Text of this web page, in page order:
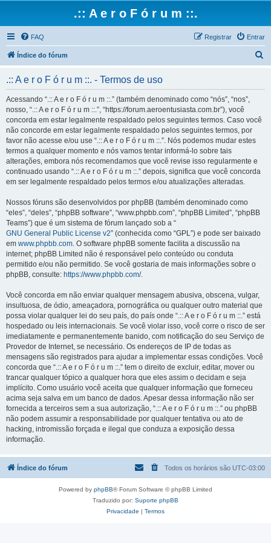
.:: A e r o F ó r u m ::.
FAQ Entrar
Registrar
Índice do fórum
.:: A e r o F ó r u m ::. - Termos de uso
Acessando “.:: A e r o F ó r u m ::.” (também denominado como “nós”, “nos”,
nosso, “.:: A e r o F ó r u m ::.”, “https://forum.aeroentusiasta.com.br”), você
concorda em estar legalmente respaldado pelos seguintes termos. Caso você
não concorde em estar legalmente respaldado pelos seguintes termos, por
favor não acesse e/ou use “.:: A e r o F ó r u m ::.”. Nós podemos mudar estes
termos a qualquer momento e nós vamos tentar informá-lo sobre tais
alterações, embora nós recomendamos que você revise isso regularmente e
continuado usando “.:: A e r o F ó r u m ::.” depois, significa que você concorda
em ser legalmente respaldado pelos termos e/ou atualizações alteradas.
Nossos fóruns são desenvolvidos por phpBB (também denominado como
“eles”, “deles”, “phpBB software”, “www.phpbb.com”, “phpBB Limited”, “phpBB
Teams”) que é um sistema de fórum lançado sob a “
GNU General Public License v2” (conhecida como “GPL”) e pode ser baixado
em www.phpbb.com. O software phpBB somente facilita a discussão na
internet; phpBB Limited não é responsável pelo conteúdo ou conduta
permitido e/ou não permitido. Se você gostaria de mais informações sobre o
phpBB, consulte: https://www.phpbb.com/.
Você concorda em não enviar qualquer mensagem abusiva, obscena, vulgar,
insultuosa, de ódio, ameaçadora, pornográfica ou qualquer outro material que
possa violar qualquer lei do seu país, do país onde “.:: A e r o F ó r u m ::.” está
hospedado ou leis internacionais. Se você violar isso, você corre o risco de ser
imediatamente e permanentemente banido, com notificação do seu Serviço de
Provedor de Internet, se necessário. Os endereços de IP de todas as
mensagens são registrados para ajudar a implementar essas condições. Você
concorda que “.:: A e r o F ó r u m ::.” tem o direito de excluir, editar, mover ou
trancar qualquer tópico a qualquer hora que eles assim o decidam e seja
implícito. Como usuário você aceita que qualquer informação que forneceu
acima seja salva em um banco de dados. Apesar dessa informação não ser
fornecida a terceiros sem a sua autorização, “.:: A e r o F ó r u m ::.” ou phpBB
não podem assumir a responsabilidade por qualquer tentativa ou ato de
hacking, intromissão forçada e ilegal que conduza a exposição dessa
informação.
Índice do fórum Todos os horários são UTC-03:00
Powered by phpBB® Forum Software © phpBB Limited
Traduzido por: Suporte phpBB
Privacidade | Termos